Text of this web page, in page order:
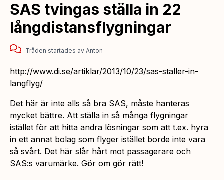
SAS tvingas ställa in 22
långdistansflygningar
Tråden startades av Anton
http://www.di.se/artiklar/2013/10/23/sas-staller-in-
langflyg/
Det här är inte alls så bra SAS, måste hanteras
mycket bättre. Att ställa in så många flygningar
istället för att hitta andra lösningar som att t.ex. hyra
in ett annat bolag som flyger istället borde inte vara
så svårt. Det här slår hårt mot passagerare och
SAS:s varumärke. Gör om gör rätt!